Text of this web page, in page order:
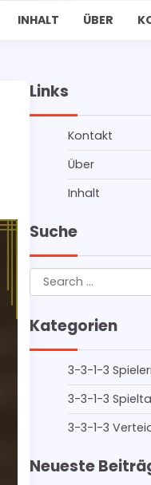
INHALT ÜBER
Links
Kontakt
Über
Inhalt
Suche
Search
for:
Kategorien
3-3-1-3
3-3-1-3
3-3-1-3
Neueste